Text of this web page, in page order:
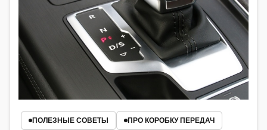
ПОЛЕЗНЫЕ СОВЕТЫ ПРО КОРОБКУ ПЕРЕДАЧ